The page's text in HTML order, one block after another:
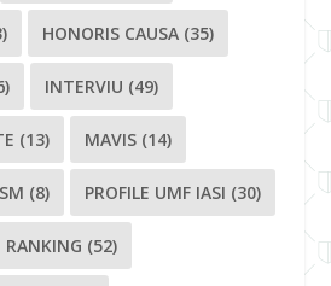
HONORIS CAUSA (35)
INTERVIU (49)
(13) MAVIS (14)
(8) PROFILE UMF IASI (30)
RANKING (52)